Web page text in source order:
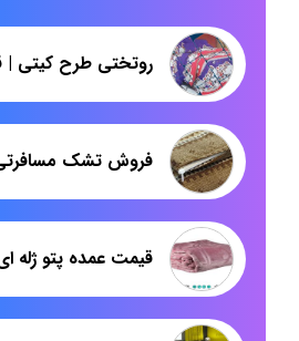
قیمت عمده پتو ژله